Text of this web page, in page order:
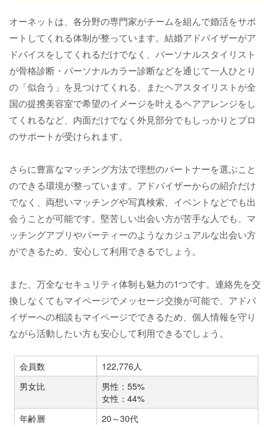
オーネットは、各分野の専門家がチームを組んで婚活をサポ
ートしてくれる体制が整っています。結婚アドバイザーがア
ドバイスをしてくれるだけでなく、パーソナルスタイリスト
が骨格診断・パーソナルカラー診断などを通じて一人ひとり
の「似合う」を見つけてくれる、またヘアスタイリストが全
国の提携美容室で希望のイメージを叶えるヘアアレンジをし
てくれるなど、内面だけでなく外見部分でもしっかりとプロ
のサポートが受けられます。
さらに豊富なマッチング方法で理想のパートナーを選ぶこと
のできる環境が整っています。アドバイザーからの紹介だけ
でなく、両想いマッチングや写真検索、イベントなどでも出
会うことが可能です。堅苦しい出会い方が苦手な人でも、マ
ッチングアプリやパーティーのようなカジュアルな出会い方
ができるため、安心して利用できるでしょう。
また、万全なセキュリティ体制も魅力の1つです。連絡先を交
換しなくてもマイページでメッセージ交換が可能で、アドバ
イザーへの相談もマイページでできるため、個人情報を守り
ながら活動したい方も安心して利用できるでしょう。
会員数
122,776人
男女比
男性：55%
女性：44%
年齢層
20～30代